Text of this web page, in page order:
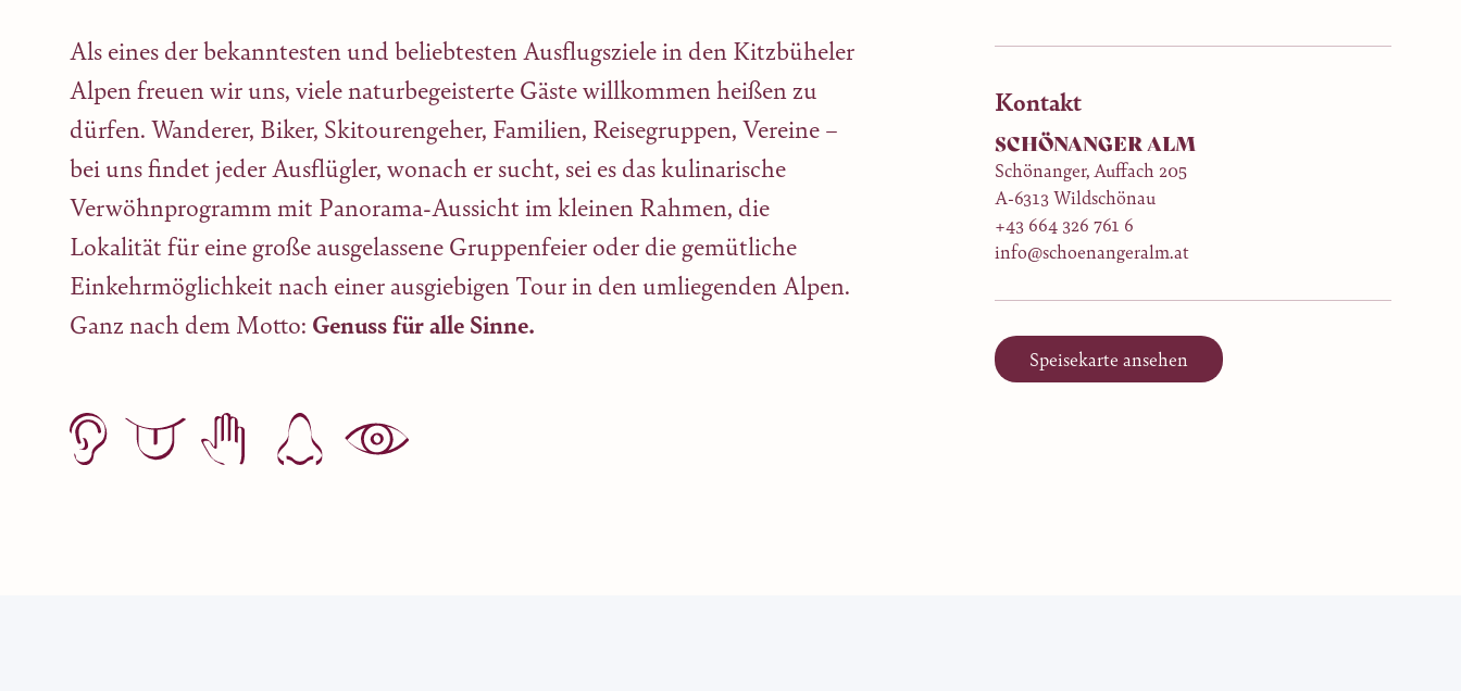
Als eines der bekanntesten und beliebtesten Ausflugsziele in den Kitzbüheler
Alpen freuen wir uns, viele naturbegeisterte Gäste willkommen heißen zu
dürfen. Wanderer, Biker, Skitourengeher, Familien, Reisegruppen, Vereine –
bei uns findet jeder Ausflügler, wonach er sucht, sei es das kulinarische
Verwöhnprogramm mit Panorama-Aussicht im kleinen Rahmen, die
Lokalität für eine große ausgelassene Gruppenfeier oder die gemütliche
Einkehrmöglichkeit nach einer ausgiebigen Tour in den umliegenden Alpen.
Ganz nach dem Motto: Genuss für alle Sinne.
Kontakt
SCHÖNANGER ALM
Schönanger, Auffach 205
A-6313 Wildschönau
+43 664 326 761 6
info@schoenangeralm.at
Speisekarte ansehen